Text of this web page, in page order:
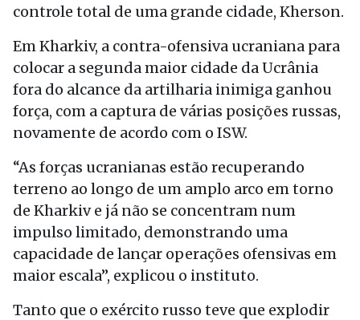
controle total de uma grande cidade, Kherson.
Em Kharkiv, a contra-ofensiva ucraniana para
colocar a segunda maior cidade da Ucrânia
fora do alcance da artilharia inimiga ganhou
força, com a captura de várias posições russas,
novamente de acordo com o ISW.
“As forças ucranianas estão recuperando
terreno ao longo de um amplo arco em torno
de Kharkiv e já não se concentram num
impulso limitado, demonstrando uma
capacidade de lançar operações ofensivas em
maior escala”, explicou o instituto.
Tanto que o exército russo teve que explodir